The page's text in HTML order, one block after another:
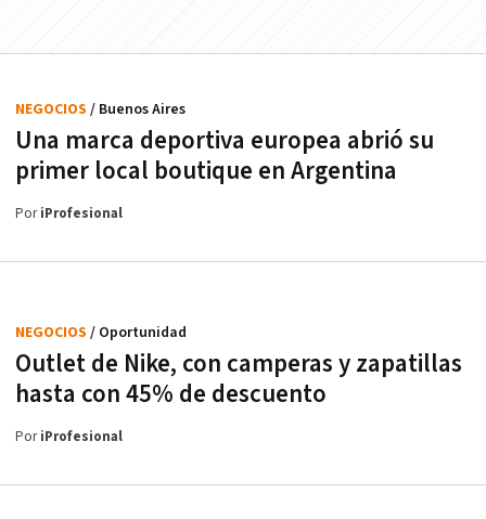
Una marca deportiva europea abrió su
primer local boutique en Argentina
NEGOCIOS / Buenos Aires
PoriProfesional
Outlet de Nike, con camperas y zapatillas
hasta con 45% de descuento
NEGOCIOS / Oportunidad
PoriProfesional